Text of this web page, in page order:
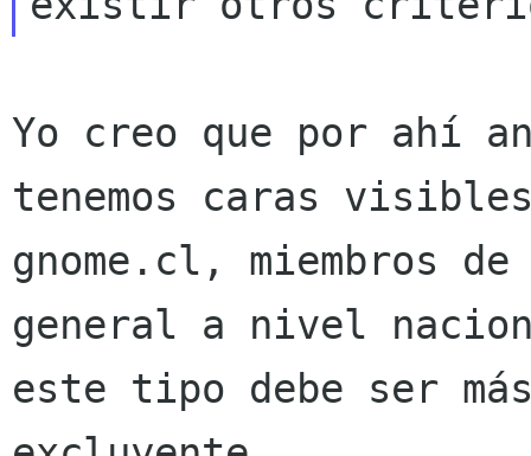
Yo creo que por ahí
tenemos caras
gnome.cl, miembros
general a nivel
este tipo debe ser